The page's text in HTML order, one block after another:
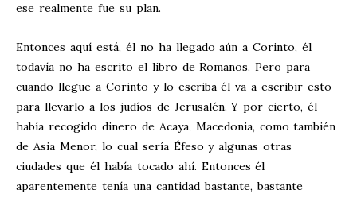
ese realmente fue su plan.
Entonces aquí está, él no ha llegado aún a Corinto, él
todavía no ha escrito el libro de Romanos. Pero para
cuando llegue a Corinto y lo escriba él va a escribir esto
para llevarlo a los judíos de Jerusalén. Y por cierto, él
había recogido dinero de Acaya, Macedonia, como también
de Asia Menor, lo cual sería Éfeso y algunas otras
ciudades que él había tocado ahí. Entonces él
aparentemente tenía una cantidad bastante, bastante